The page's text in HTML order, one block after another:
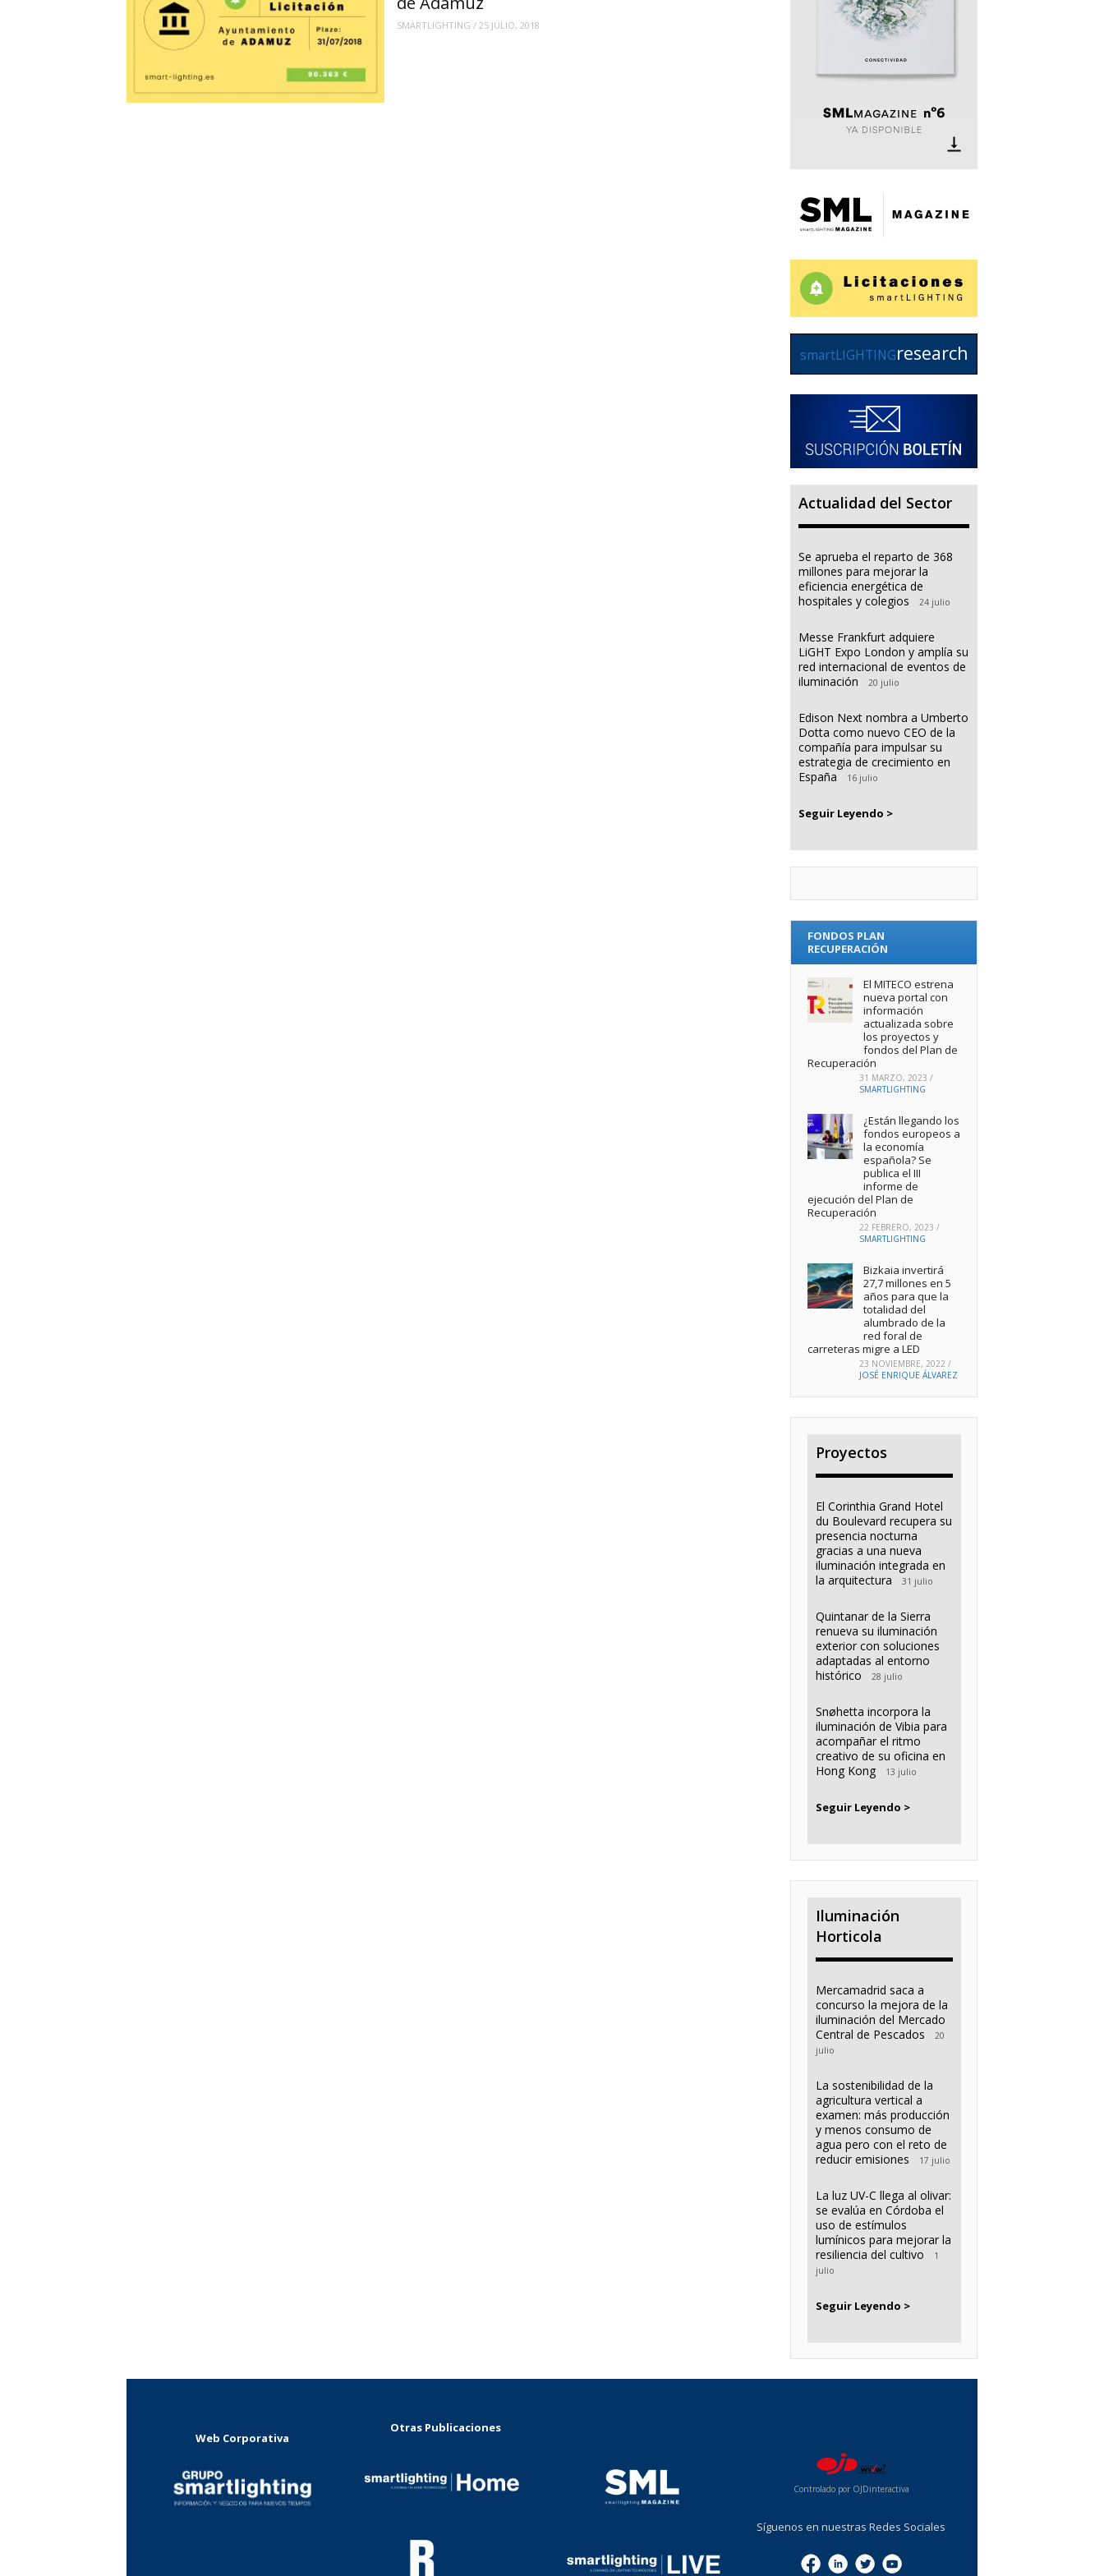
SMARTLIGHTING / 25 JULIO, 2018
smartLIGHTINGresearch
Actualidad del Sector
Se aprueba el reparto de 368
millones para mejorar la
eficiencia energética de
hospitales y colegios
24 julio
Messe Frankfurt adquiere
LiGHT Expo London y amplía su
red internacional de eventos de
iluminación
20 julio
Edison Next nombra a Umberto
Dotta como nuevo CEO de la
compañía para impulsar su
estrategia de crecimiento en
España
16 julio
Seguir Leyendo >
FONDOS PLAN
RECUPERACIÓN
El MITECO estrena
nueva portal con
información
actualizada sobre
los proyectos y
fondos del Plan de
Recuperación
31 MARZO, 2023 /
SMARTLIGHTING
¿Están llegando los
fondos europeos a
la economía
española? Se
publica el III
informe de
ejecución del Plan de
Recuperación
22 FEBRERO, 2023 /
SMARTLIGHTING
Bizkaia invertirá
27,7 millones en 5
años para que la
totalidad del
alumbrado de la
red foral de
carreteras migre a LED
23 NOVIEMBRE, 2022 /
JOSÉ ENRIQUE ÁLVAREZ
Proyectos
El Corinthia Grand Hotel
du Boulevard recupera su
presencia nocturna
gracias a una nueva
iluminación integrada en
la arquitectura
31 julio
Quintanar de la Sierra
renueva su iluminación
exterior con soluciones
adaptadas al entorno
histórico
28 julio
Snøhetta incorpora la
iluminación de Vibia para
acompañar el ritmo
creativo de su oficina en
Hong Kong
13 julio
Seguir Leyendo >
Iluminación
Horticola
Mercamadrid saca a
concurso la mejora de la
iluminación del Mercado
Central de Pescados
20
julio
La sostenibilidad de la
agricultura vertical a
examen: más producción
y menos consumo de
agua pero con el reto de
reducir emisiones
17 julio
La luz UV-C llega al olivar:
se evalúa en Córdoba el
uso de estímulos
lumínicos para mejorar la
resiliencia del cultivo
1
julio
Seguir Leyendo >
Web Corporativa
Otras Publicaciones
Controlado por OJDinteractiva
Síguenos en nuestras Redes Sociales